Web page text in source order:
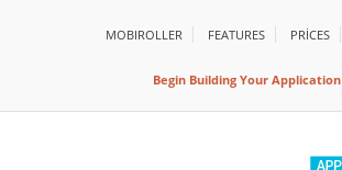
MOBIROLLER FEATURES PRİCES
Begin Building Your Application